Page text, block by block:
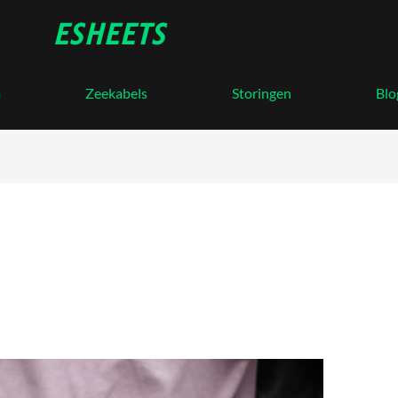
ESHEETS
Zeekabels Storingen